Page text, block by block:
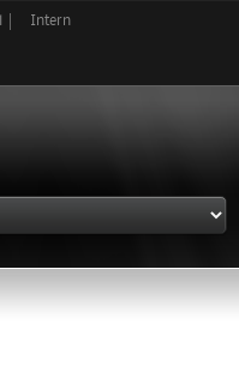
Intern